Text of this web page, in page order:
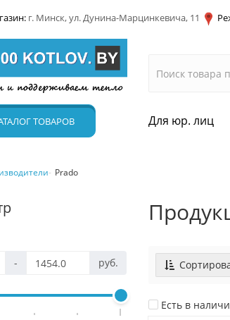
г. Минск, ул. Дунина-Марцинкевича, 11
ТОВАРОВ Для юр. лиц
Prado
- руб.
Есть в